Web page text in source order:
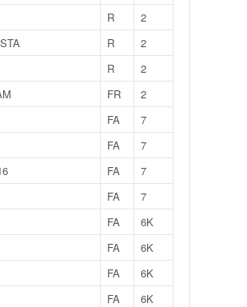
R
2
R
2
R
2
FR
2
FA
7
FA
7
FA
7
FA
7
FA
6K
FA
6K
FA
6K
FA 6K